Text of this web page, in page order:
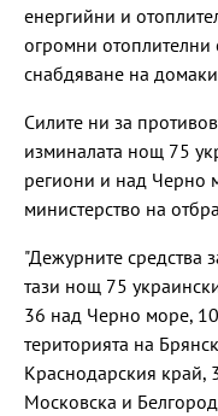
енергийни и
огромни отоплителни
снабдяване на
Силите ни за
изминалата нощ 75
региони и над Черно
министерство на
"Дежурните
тази нощ 75
36 над Черно море,
територията на
Краснодарския край,
Московска и